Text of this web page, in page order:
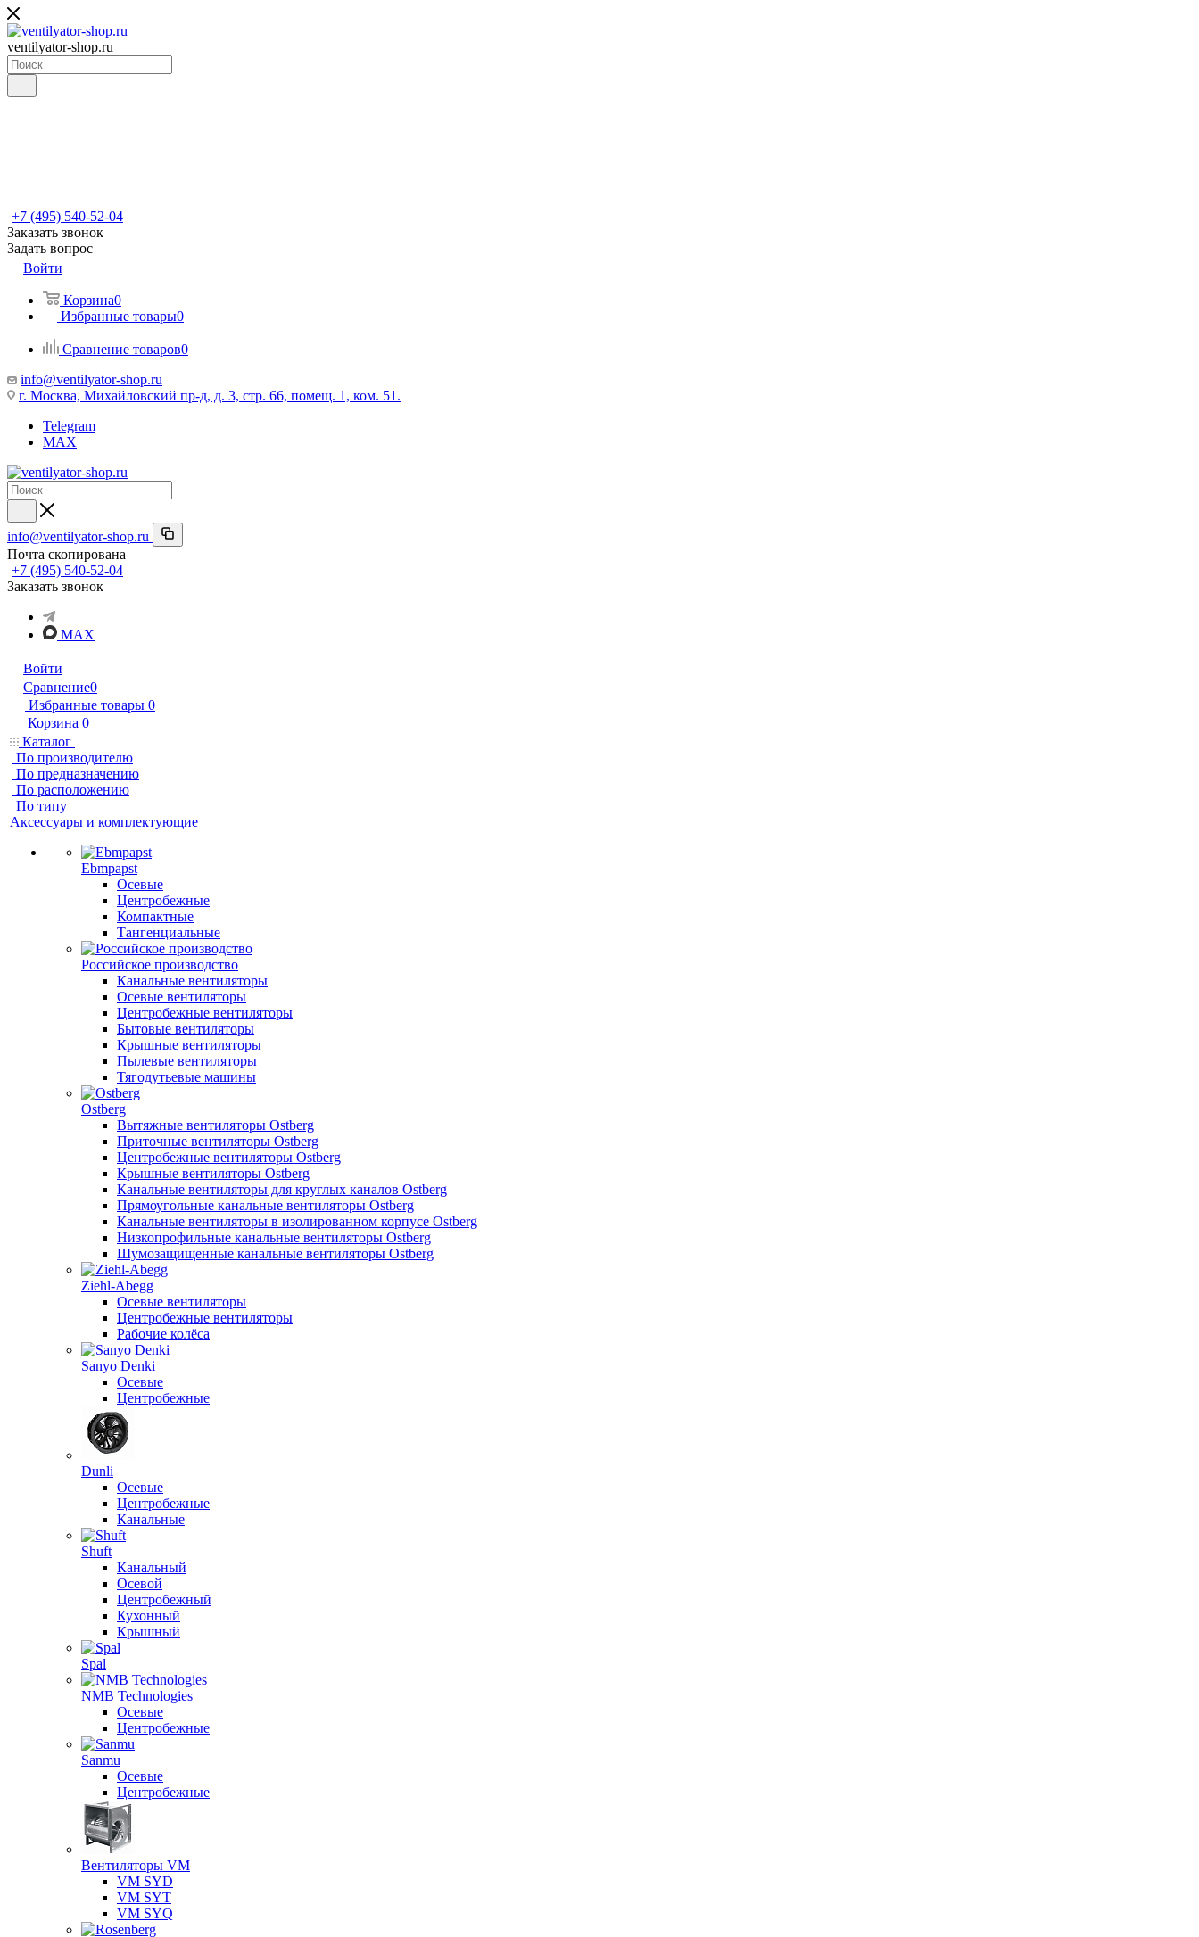
ventilyator-shop.ru
+7 (495) 540-52-04
Заказать звонок
Задать вопрос
Войти
Корзина0
Избранные товары0
Сравнение товаров0
info@ventilyator-shop.ru
г. Москва, Михайловский пр-д, д. 3, cтр. 66, помещ. 1, ком. 51.
Telegram
MAX
info@ventilyator-shop.ru
Почта скопирована
+7 (495) 540-52-04
Заказать звонок
MAX
Войти
Сравнение0
Избранные товары 0
Корзина 0
Каталог
По производителю
По предназначению
По расположению
По типу
Аксессуары и комплектующие
Ebmpapst
Осевые
Центробежные
Компактные
Тангенциальные
Российское производство
Канальные вентиляторы
Осевые вентиляторы
Центробежные вентиляторы
Бытовые вентиляторы
Крышные вентиляторы
Пылевые вентиляторы
Тягодутьевые машины
Ostberg
Вытяжные вентиляторы Ostberg
Приточные вентиляторы Ostberg
Центробежные вентиляторы Ostberg
Крышные вентиляторы Ostberg
Канальные вентиляторы для круглых каналов Ostberg
Прямоугольные канальные вентиляторы Ostberg
Канальные вентиляторы в изолированном корпусе Ostberg
Низкопрофильные канальные вентиляторы Ostberg
Шумозащищенные канальные вентиляторы Ostberg
Ziehl-Abegg
Осевые вентиляторы
Центробежные вентиляторы
Рабочие колёса
Sanyo Denki
Осевые
Центробежные
Dunli
Осевые
Центробежные
Канальные
Shuft
Канальный
Осевой
Центробежный
Кухонный
Крышный
Spal
NMB Technologies
Осевые
Центробежные
Sanmu
Осевые
Центробежные
Вентиляторы VM
VM SYD
VM SYT
VM SYQ